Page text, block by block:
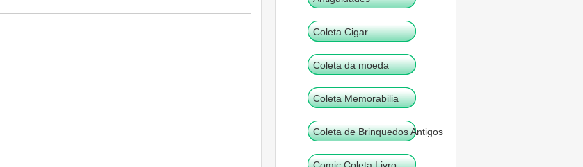
Coleta Cigar
Coleta da moeda
Coleta Memorabilia
Coleta de Brinquedos Antigos